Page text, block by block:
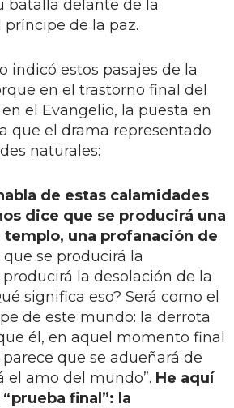
batalla delante de la
príncipe de la paz.
indicó estos pasajes de la
en el trastorno final del
el Evangelio, la puesta en
que el drama representado
naturales:
de estas calamidades
dice que se producirá una
una profanación de
que se producirá la
la desolación de la
significa eso? Será como el
de este mundo: la derrota
él, en aquel momento final
que se adueñará de
el amo del mundo”. He aquí
final”: la